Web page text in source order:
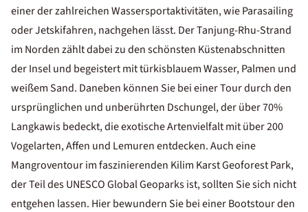
einer der zahlreichen Wassersportaktivitäten, wie Parasailing
oder Jetskifahren, nachgehen lässt. Der Tanjung-Rhu-Strand
im Norden zählt dabei zu den schönsten Küstenabschnitten
der Insel und begeistert mit türkisblauem Wasser, Palmen und
weißem Sand. Daneben können Sie bei einer Tour durch den
ursprünglichen und unberührten Dschungel, der über 70%
Langkawis bedeckt, die exotische Artenvielfalt mit über 200
Vogelarten, Affen und Lemuren entdecken. Auch eine
Mangroventour im faszinierenden Kilim Karst Geoforest Park,
der Teil des UNESCO Global Geoparks ist, sollten Sie sich nicht
entgehen lassen. Hier bewundern Sie bei einer Bootstour den